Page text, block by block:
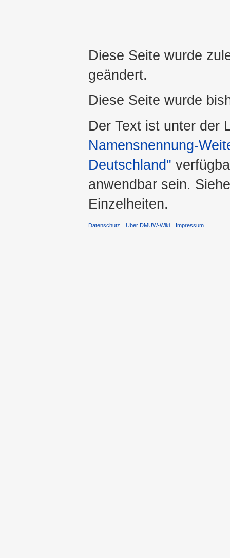
Diese Seite wurde
geändert.
Diese Seite wurde
Der Text ist unter der
Namensnennung-
Deutschland"
anwendbar sein.
Einzelheiten.
Datenschutz Über DMUW-Wiki Impressum